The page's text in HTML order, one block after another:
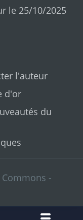
le 25/10/2025
l'auteur
d'or
du
-